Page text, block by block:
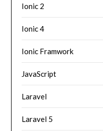
Ionic 2
Ionic 4
Ionic Framwork
JavaScript
Laravel
Laravel 5